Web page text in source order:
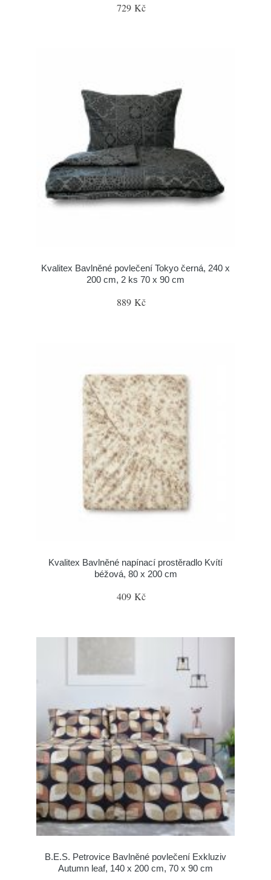
729 Kč
Kvalitex Bavlněné povlečení Tokyo černá, 240 x
200 cm, 2 ks 70 x 90 cm
889 Kč
Kvalitex Bavlněné napínací prostěradlo Kvítí
béžová, 80 x 200 cm
409 Kč
B.E.S. Petrovice Bavlněné povlečení Exkluziv
Autumn leaf, 140 x 200 cm, 70 x 90 cm